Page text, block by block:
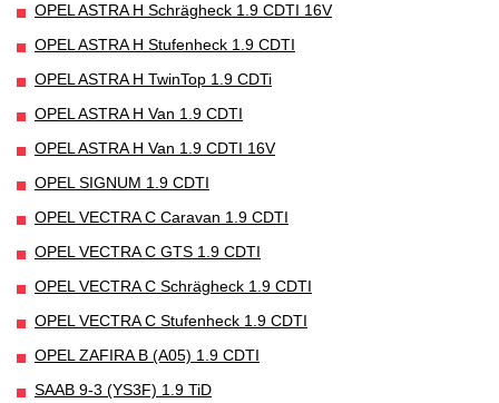
OPEL ASTRA H Schrägheck 1.9 CDTI 16V
OPEL ASTRA H Stufenheck 1.9 CDTI
OPEL ASTRA H TwinTop 1.9 CDTi
OPEL ASTRA H Van 1.9 CDTI
OPEL ASTRA H Van 1.9 CDTI 16V
OPEL SIGNUM 1.9 CDTI
OPEL VECTRA C Caravan 1.9 CDTI
OPEL VECTRA C GTS 1.9 CDTI
OPEL VECTRA C Schrägheck 1.9 CDTI
OPEL VECTRA C Stufenheck 1.9 CDTI
OPEL ZAFIRA B (A05) 1.9 CDTI
SAAB 9-3 (YS3F) 1.9 TiD